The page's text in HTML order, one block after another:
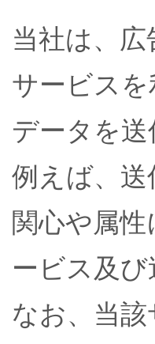
当社は、
サービス
データを送
例えば、
関心や属
ービス及
なお、当